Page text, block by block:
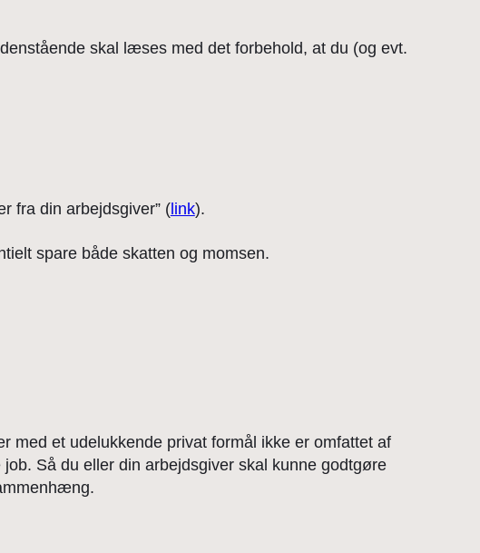
skal læses med det forbehold, at du (og evt.
fra din arbejdsgiver” (link).
spare både skatten og momsen.
med et udelukkende privat formål ikke er omfattet af
Så du eller din arbejdsgiver skal kunne godtgøre